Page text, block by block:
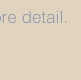
detail.